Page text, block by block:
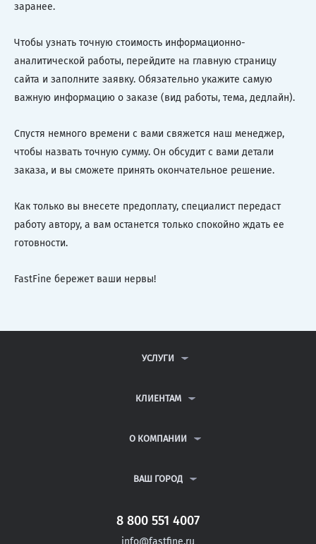
заранее.
Чтобы узнать точную стоимость информационно-
аналитической работы, перейдите на главную страницу
сайта и заполните заявку. Обязательно укажите самую
важную информацию о заказе (вид работы, тема, дедлайн).
Спустя немного времени с вами свяжется наш менеджер,
чтобы назвать точную сумму. Он обсудит с вами детали
заказа, и вы сможете принять окончательное решение.
Как только вы внесете предоплату, специалист передаст
работу автору, а вам останется только спокойно ждать ее
готовности.
FastFine бережет ваши нервы!
УСЛУГИ
ДИПЛОМНЫЕ РАБОТЫ
РЕФЕРАТЫ
КЛИЕНТАМ
ВОПРОСЫ И ОТВЕТЫ
ПОЛИТИКА КОНФИДЕНЦИАЛЬНОСТИ
О КОМПАНИИ
КОНТАКТЫ
ВАШ ГОРОД
САНКТ-ПЕТЕРБУРГ
КРАСНОЯРСК
8 800 551 4007